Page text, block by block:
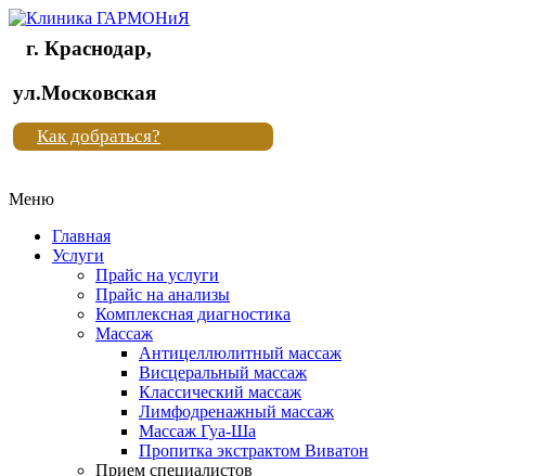
Клиника
"Новая
жизнь"
Клиника
жизнь"
г. Краснодар,
ул.Московская
Как добраться?
Меню
Главная
Услуги
Прайс на услуги
Прайс на анализы
Комплексная диагностика
Массаж
Антицеллюлитный массаж
Висцеральный массаж
Классический массаж
Лимфодренажный массаж
Массаж Гуа-Ша
Пропитка экстрактом Виватон
Прием специалистов